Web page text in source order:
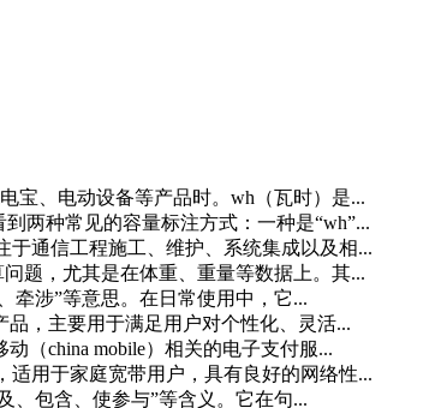
宝、电动设备等产品时。wh（瓦时）是...
两种常见的容量标注方式：一种是“wh”...
于通信工程施工、维护、系统集成以及相...
题，尤其是在体重、重量等数据上。其...
牵涉”等意思。在日常使用中，它...
品，主要用于满足用户对个性化、灵活...
（china mobile）相关的电子支付服...
适用于家庭宽带用户，具有良好的网络性...
、包含、使参与”等含义。它在句...